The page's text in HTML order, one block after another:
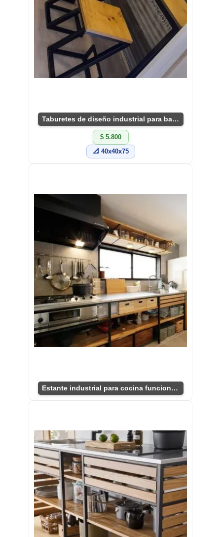
Taburetes de diseño industrial para bar o cocina
$ 5.800
📐 40x40x75
Estante industrial para cocina funcional y versátil